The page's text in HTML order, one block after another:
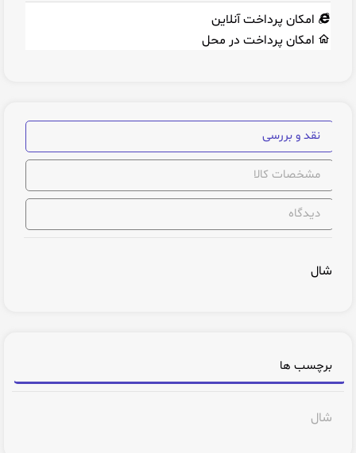
امکان پرداخت آنلاین
امکان پرداخت در محل
نقد و بررسی
مشخصات کالا
دیدگاه
شال
برچسب ها
شال